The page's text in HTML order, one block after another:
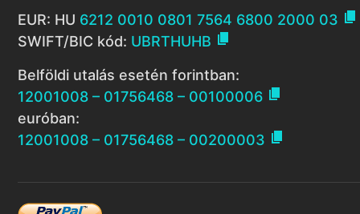
EUR: HU 6212 0010 0801 7564 6800 2000 03 
SWIFT/BIC kód: UBRTHUHB 
Belföldi utalás esetén forintban:
12001008 – 01756468 – 00100006 
euróban:
12001008 – 01756468 – 00200003 